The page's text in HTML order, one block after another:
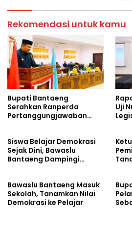
Rekomendasi untuk kamu
Bupati Bantaeng
Serahkan Ranperda
Pertanggungjawaban
Uji
Siswa Belajar Demokrasi
Sejak Dini, Bawaslu
Bantaeng Dampingi
Bawaslu Bantaeng Masuk
Sekolah, Tanamkan Nilai
Demokrasi ke Pelajar